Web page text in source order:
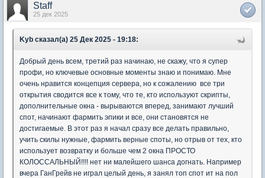
Staff
25 дек 2025
Kyb сказал(а) 25 Дек 2025 - 19:18:
Добрый день всем, третий раз начинаю, не скажу, что я супер
профи, но ключевые основные моменты знаю и понимаю. Мне
очень нравится концепция сервера, но к сожалению все три
открытия сводится все к тому, что те, кто используют скрипты,
дополнительные окна - вырываются вперед, занимают лучший
спот, начинают фармить эпики и все, они становятся не
достигаемые. В этот раз я начал сразу все делать правильно,
учить скилы нужные, фармить верные споты, но отрыв от тех, кто
использует возвратку и больше чем 2 окна ПРОСТО
КОЛОССАЛЬНЫЙ!!!! нет ни малейшего шанса догнать. Например
вчера ГанГрейв не играл целый день, я занял топ спот ит на пол